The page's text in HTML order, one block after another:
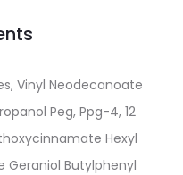
Vinyl Neodecanoate
Peg, Ppg-4, 12
Hexyl
Geraniol Butylphenyl